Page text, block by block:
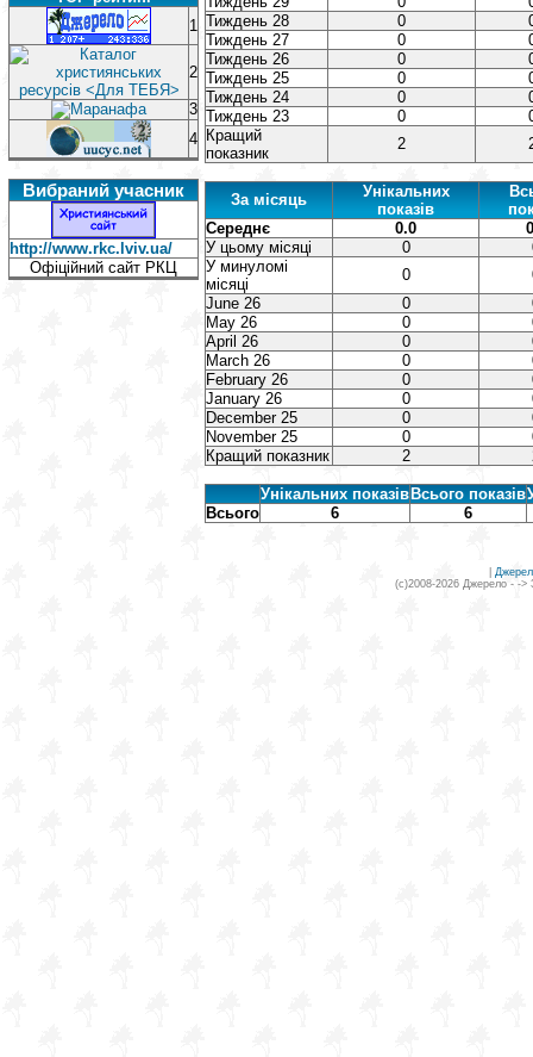
1
2
3
4
Вибраний учасник
http://www.rkc.lviv.ua/
Офіційний сайт РКЦ
Тиждень 28
0
Тиждень 27
0
Тиждень 26
0
Тиждень 25
0
Тиждень 24
0
Тиждень 23
0
Кращий
показник
2
За місяць
Унікальних
показів
Середнє
0.0
У цьому місяці
0
У минуломі
місяці
0
June 26
0
May 26
0
April 26
0
March 26
0
February 26
0
January 26
0
December 25
0
November 25
0
Кращий показник
2
Унікальних показів Всього показів
Всього
6 6
(c)2008-2026 Джерело - ->